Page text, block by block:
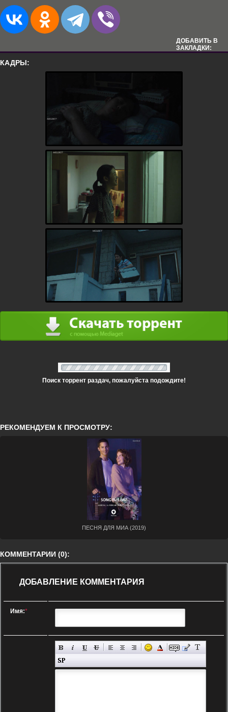
ДОБАВИТЬ В
ЗАКЛАДКИ:
КАДРЫ:
Поиск торрент раздач, пожалуйста подождите!
РЕКОМЕНДУЕМ К ПРОСМОТРУ:
ПЕСНЯ ДЛЯ МИА (2019)
КОММЕНТАРИИ (0):
ДОБАВЛЕНИЕ КОММЕНТАРИЯ
Имя:*